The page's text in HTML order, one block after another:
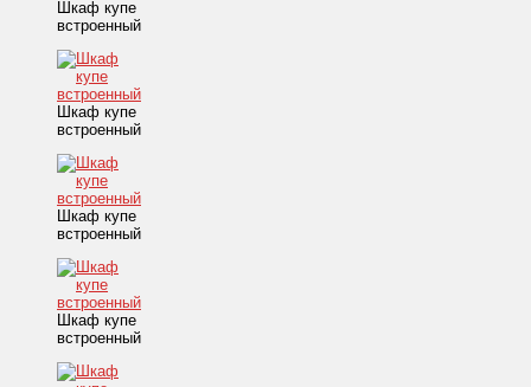
Шкаф купе
встроенный
Шкаф купе
встроенный
Шкаф купе
встроенный
Шкаф купе
встроенный